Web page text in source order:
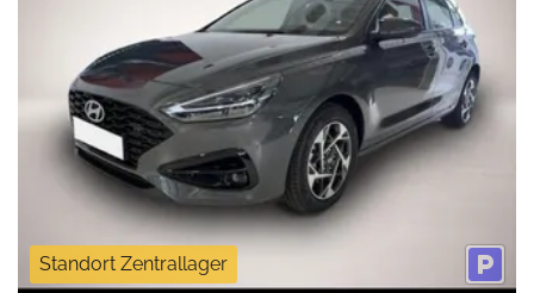
Standort Zentrallager